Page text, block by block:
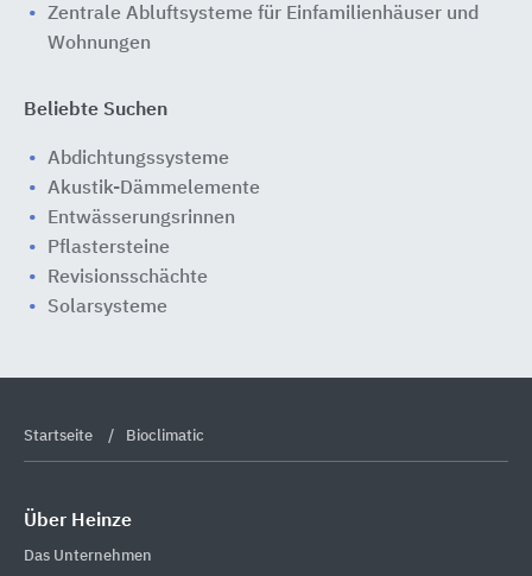
Zentrale Abluftsysteme für Einfamilienhäuser und
Wohnungen
Beliebte Suchen
Abdichtungssysteme
Akustik-Dämmelemente
Entwässerungsrinnen
Pflastersteine
Revisionsschächte
Solarsysteme
Startseite Bioclimatic
Über Heinze
Das Unternehmen